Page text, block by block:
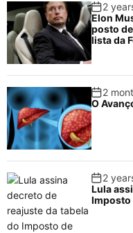
u
a
r
e
n
t
2
Elon
posto
lista da
2
O
2
Lula
Imposto